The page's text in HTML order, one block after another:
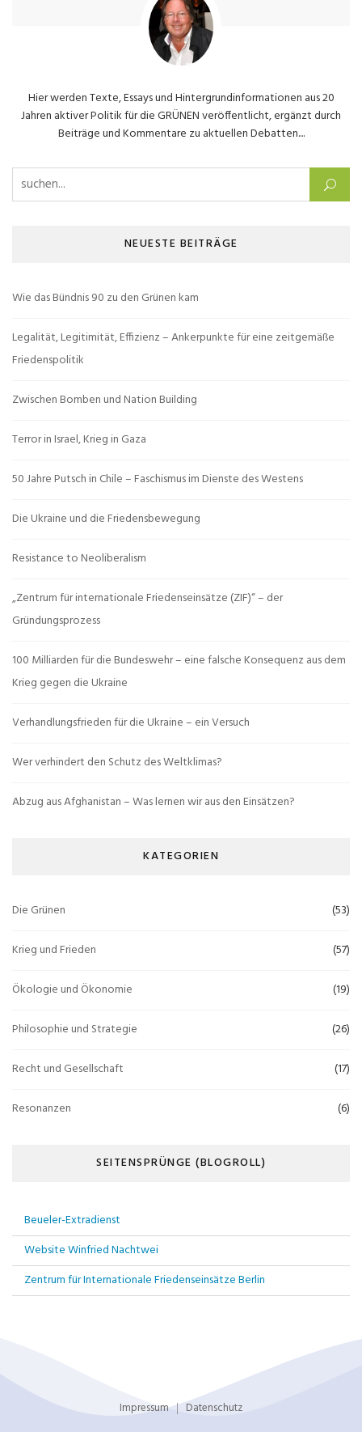
Hier werden Texte, Essays und Hintergrundinformationen aus 20
Jahren aktiver Politik für die GRÜNEN veröffentlicht, ergänzt durch
Beiträge und Kommentare zu aktuellen Debatten....
Suchen nach:
NEUESTE BEITRÄGE
Wie das Bündnis 90 zu den Grünen kam
Legalität, Legitimität, Effizienz – Ankerpunkte für eine zeitgemäße
Friedenspolitik
Zwischen Bomben und Nation Building
Terror in Israel, Krieg in Gaza
50 Jahre Putsch in Chile – Faschismus im Dienste des Westens
Die Ukraine und die Friedensbewegung
Resistance to Neoliberalism
„Zentrum für internationale Friedenseinsätze (ZIF)“ – der
Gründungsprozess
100 Milliarden für die Bundeswehr – eine falsche Konsequenz aus dem
Krieg gegen die Ukraine
Verhandlungsfrieden für die Ukraine – ein Versuch
Wer verhindert den Schutz des Weltklimas?
Abzug aus Afghanistan – Was lernen wir aus den Einsätzen?
KATEGORIEN
Die Grünen (53)
Krieg und Frieden (57)
Ökologie und Ökonomie (19)
Philosophie und Strategie (26)
Recht und Gesellschaft (17)
Resonanzen (6)
SEITENSPRÜNGE (BLOGROLL)
Beueler-Extradienst
Website Winfried Nachtwei
Zentrum für Internationale Friedenseinsätze Berlin
Impressum Datenschutz